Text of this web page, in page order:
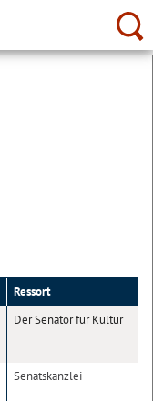
Ressort
Der Senator für Kultur
Senatskanzlei